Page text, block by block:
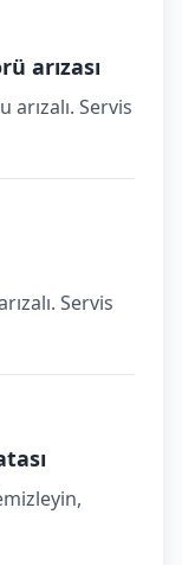
arızası
arızalı. Servis
Servis